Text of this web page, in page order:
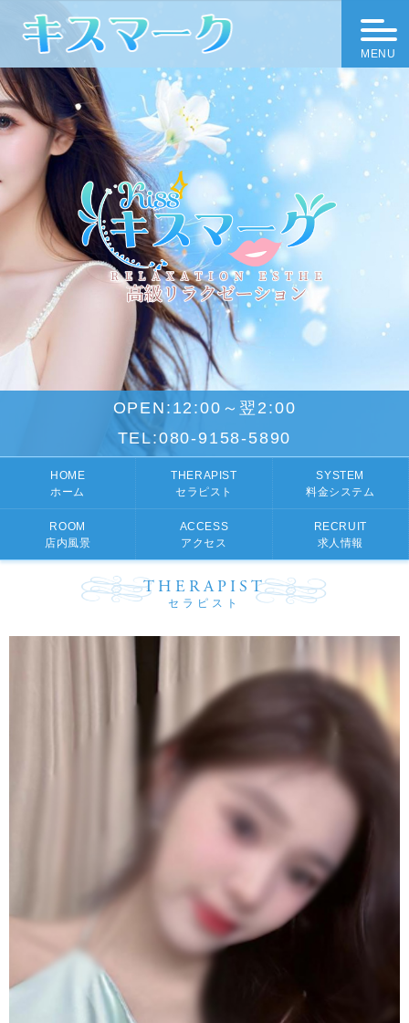
MENU
OPEN: 12:00～翌2:00
TEL:080-9158-5890
HOME
ホーム
THERAPIST
セラピスト
SYSTEM
料金システム
ROOM
店内風景
ACCESS
アクセス
RECRUIT
求人情報
THERAPIST
セラピスト